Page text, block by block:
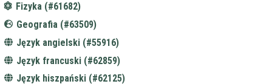
Fizyka (#61682)
Geografia (#63509)
Język angielski (#55916)
Język francuski (#62859)
Język hiszpański (#62125)